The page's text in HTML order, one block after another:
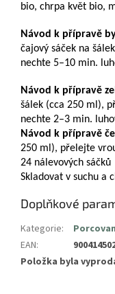
bio, chrpa květ bio,
Návod k přípravě
čajový sáček na
nechte 5–10 min.
Návod k přípravě
šálek (cca 250 ml),
nechte 2–3 min.
Návod k přípravě
250 ml), přelejte
24 nálevových sáčků
Skladovat v suchu a
Doplňkové
Kategorie:
EAN:
Položka byla